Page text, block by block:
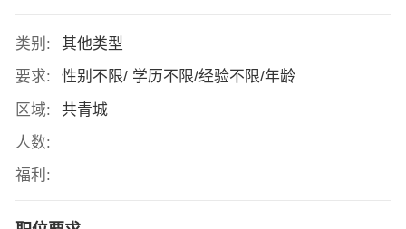
类别:
其他类型
要求:
性别不限/ 学历不限/经验不限/年龄
区域:
共青城
人数:
福利: